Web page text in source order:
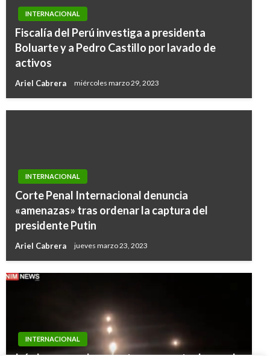
INTERNACIONAL
Fiscalía del Perú investiga a presidenta
Boluarte y a Pedro Castillo por lavado de
activos
Ariel Cabrera miércoles marzo 29, 2023
INTERNACIONAL
Corte Penal Internacional denuncia
«amenazas» tras ordenar la captura del
presidente Putin
Ariel Cabrera jueves marzo 23, 2023
INTERNACIONAL